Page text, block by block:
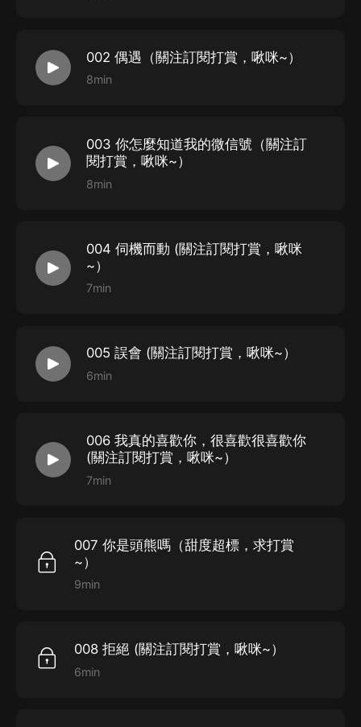
002 偶遇（關注訂閱打賞，啾咪~）
8min
003 你怎麼知道我的微信號（關注訂
閱打賞，啾咪~）
8min
004 伺機而動 (關注訂閱打賞，啾咪
~）
7min
005 誤會 (關注訂閱打賞，啾咪~）
6min
006 我真的喜歡你，很喜歡很喜歡你
(關注訂閱打賞，啾咪~）
7min
007 你是頭熊嗎（甜度超標，求打賞
~）
9min
008 拒絕 (關注訂閱打賞，啾咪~）
6min